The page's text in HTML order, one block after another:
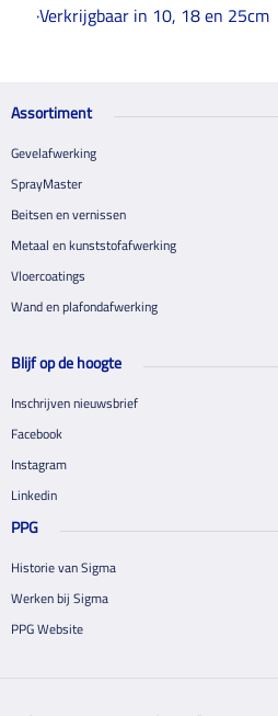
·Verkrijgbaar in 10, 18 en 25cm
Assortiment
Gevelafwerking
SprayMaster
Beitsen en vernissen
Metaal en kunststofafwerking
Vloercoatings
Wand en plafondafwerking
Blijf op de hoogte
Inschrijven nieuwsbrief
Facebook
Instagram
Linkedin
PPG
Historie van Sigma
Werken bij Sigma
PPG Website